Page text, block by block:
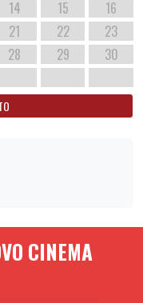
14 15
16
21 22
23
28 29
30
CINEMA